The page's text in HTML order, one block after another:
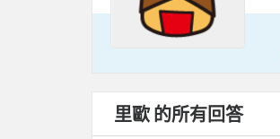
里歐 的所有回答